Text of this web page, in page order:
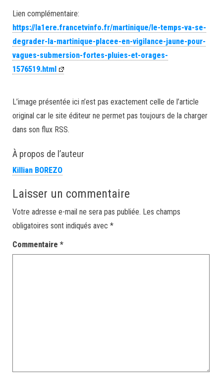
Lien complémentaire:
https://la1ere.francetvinfo.fr/martinique/le-temps-va-se-
degrader-la-martinique-placee-en-vigilance-jaune-pour-
vagues-submersion-fortes-pluies-et-orages-
1576519.html
L’image présentée ici n’est pas exactement celle de l’article
original car le site éditeur ne permet pas toujours de la charger
dans son flux RSS.
À propos de l’auteur
Killian BOREZO
Laisser un commentaire
Votre adresse e-mail ne sera pas publiée. Les champs
obligatoires sont indiqués avec *
Commentaire *